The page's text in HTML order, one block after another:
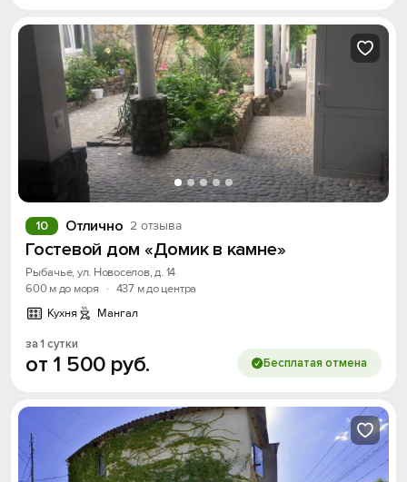
Отлично 2 отзыва
10
Гостевой дом «Домик в камне»
Рыбачье, ул. Новоселов, д. 14
600 м до моря
· 437 м до центра
Кухня
Мангал
за 1 сутки
от 1 500 руб. Бесплатая отмена